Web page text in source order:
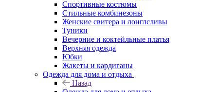
Спортивные костюмы
Стильные комбинезоны
Женские свитера и лонглсливы
Туники
Вечерние и коктейльные платья
Верхняя одежда
Юбки
Жакеты и кардиганы
Одежда для дома и отдыха
Назад